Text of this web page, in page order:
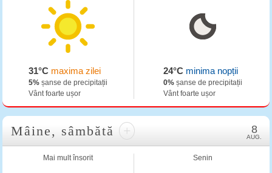
31°C maxima zilei
5% șanse de precipitații
Vânt foarte ușor
24°Cminima nopții
0%șanse de precipitații
Vânt foarte ușor
Mâine, sâmbătă + 8
AUG.
Mai mult însorit Senin